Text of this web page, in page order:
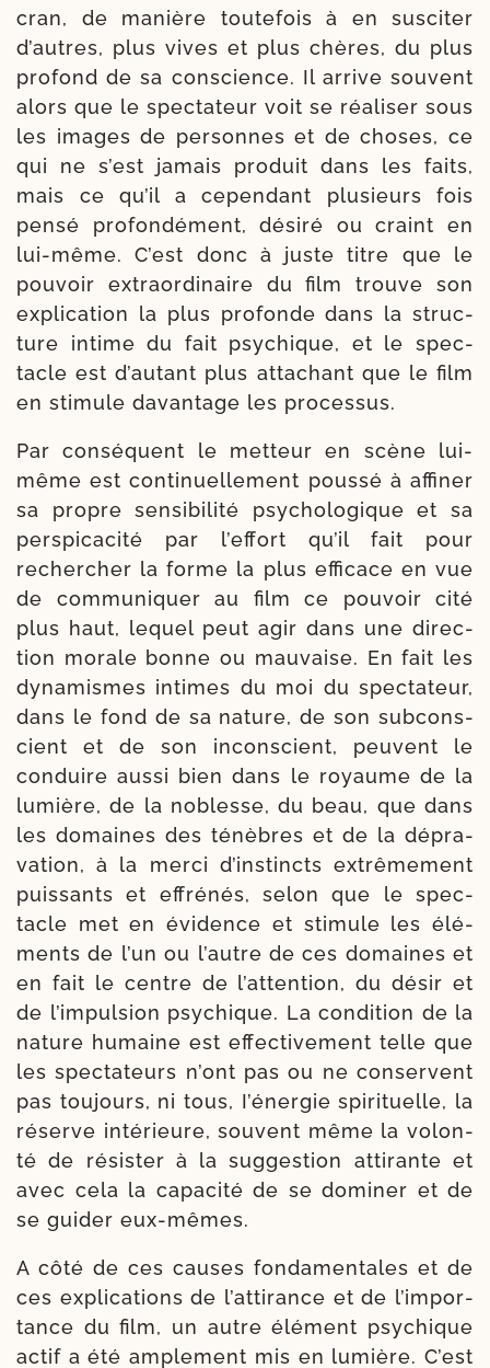
cran, de manière tou­te­fois à en sus­ci­ter
d’autres, plus vives et plus chères, du plus
pro­fond de sa conscience. Il arrive sou­vent
alors que le spec­ta­teur voit se réa­li­ser sous
les images de per­sonnes et de choses, ce
qui ne s’est jamais pro­duit dans les faits,
mais ce qu’il a cepen­dant plu­sieurs fois
pen­sé pro­fon­dé­ment, dési­ré ou craint en
lui-​même. C’est donc à juste titre que le
pou­voir extra­or­di­naire du film trouve son
expli­ca­tion la plus pro­fonde dans la struc­
ture intime du fait psy­chique, et le spec­
tacle est d’au­tant plus atta­chant que le film
en sti­mule davan­tage les processus.
Par consé­quent le met­teur en scène lui-​
même est conti­nuel­le­ment pous­sé à affi­ner
sa propre sen­si­bi­li­té psy­cho­lo­gique et sa
pers­pi­ca­ci­té par l’ef­fort qu’il fait pour
recher­cher la forme la plus effi­cace en vue
de com­mu­ni­quer au film ce pou­voir cité
plus haut, lequel peut agir dans une direc­
tion morale bonne ou mau­vaise. En fait les
dyna­mismes intimes du moi du spec­ta­teur,
dans le fond de sa nature, de son sub­cons­
cient et de son incons­cient, peuvent le
conduire aus­si bien dans le royaume de la
lumière, de la noblesse, du beau, que dans
les domaines des ténèbres et de la dépra­
va­tion, à la mer­ci d’ins­tincts extrê­me­ment
puis­sants et effré­nés, selon que le spec­
tacle met en évi­dence et sti­mule les élé­
ments de l’un ou l’autre de ces domaines et
en fait le centre de l’at­ten­tion, du désir et
de l’im­pul­sion psy­chique. La condi­tion de la
nature humaine est effec­ti­ve­ment telle que
les spec­ta­teurs n’ont pas ou ne conservent
pas tou­jours, ni tous, I’énergie spi­ri­tuelle, la
réserve inté­rieure, sou­vent même la volon­
té de résis­ter à la sug­ges­tion atti­rante et
avec cela la capa­ci­té de se domi­ner et de
se gui­der eux-mêmes.
A côté de ces causes fon­da­men­tales et de
ces expli­ca­tions de l’at­ti­rance et de l’im­por­
tance du film, un autre élé­ment psy­chique
actif a été ample­ment mis en lumière. C’est